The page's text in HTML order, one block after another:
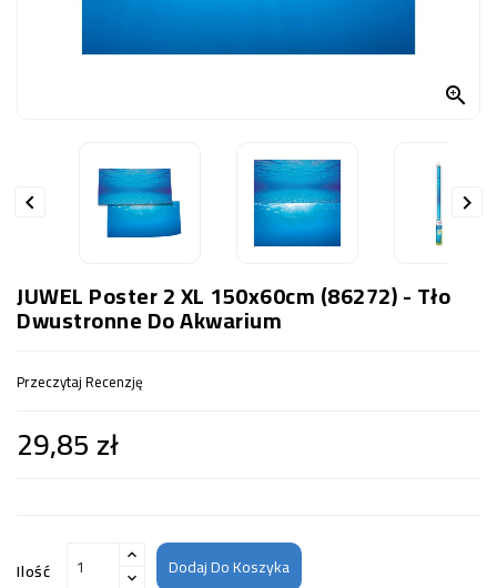

 
JUWEL Poster 2 XL 150x60cm (86272) - Tło
Dwustronne Do Akwarium
Przeczytaj Recenzję
29,85 zł
Ilość Dodaj Do Koszyka